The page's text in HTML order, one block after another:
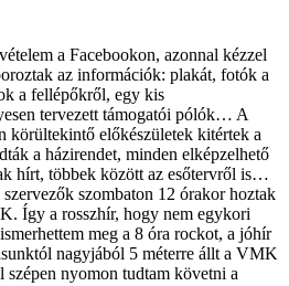
a Facebookon, azonnal kézzel
az információk: plakát, fotók a
a fellépőkről, egy kis
tervezett támogatói pólók… A
körültekintő előkészületek kitértek a
a házirendet, minden elképzelhető
hírt, többek között az esőtervről is…
szombaton 12 órakor hoztak
Így a rosszhír, hogy nem egykori
meg a 8 óra rockot, a jóhír
nagyjából 5 méterre állt a VMK
szépen nyomon tudtam követni a